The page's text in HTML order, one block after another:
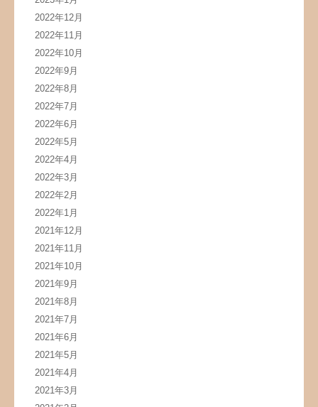
2022年12月
2022年11月
2022年10月
2022年9月
2022年8月
2022年7月
2022年6月
2022年5月
2022年4月
2022年3月
2022年2月
2022年1月
2021年12月
2021年11月
2021年10月
2021年9月
2021年8月
2021年7月
2021年6月
2021年5月
2021年4月
2021年3月